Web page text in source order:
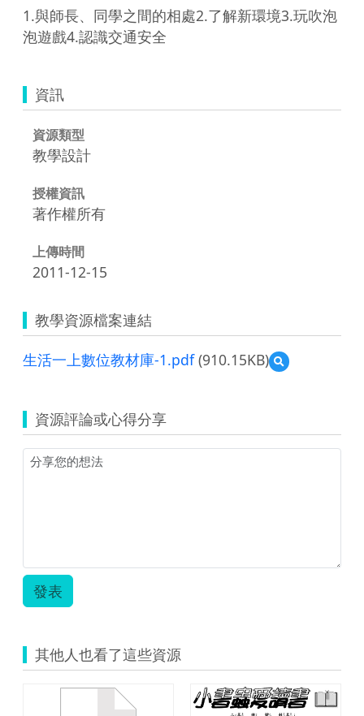
1.與師長、同學之間的相處2.了解新環境3.玩吹泡
泡遊戲4.認識交通安全
資訊
資源類型
教學設計
授權資訊
著作權所有
上傳時間
2011-12-15
教學資源檔案連結
生活一上數位教材庫-1.pdf(910.15KB)
預
覽
上
數
資源評論或心得分享
發表
其他人也看了這些資源